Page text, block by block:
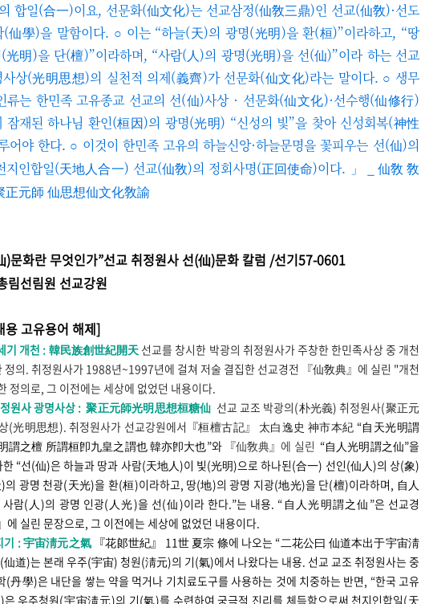
합일(合一)이요, 선문화(仙文化)는 선교삼정(仙敎三鼎)인 선교(仙敎)·선도
(仙學)을 말함이다. ○ 이는 “하늘(天)의 광명(光明)을 환(桓)”이라하고, “땅
光明)을 단(檀)”이라하며, “사람(人)의 광명(光明)을 선(仙)”이라 하는 선교
상(光明思想)의 실천적 의제(義齊)가 선문화(仙文化)라는 말이다. ○ 생무
류는 한민족 고유종교 선교의 선(仙)사상 · 선문화​(仙文化)·선수행(仙修行)
잠재된 하나님 환인(桓因)의 광명(光明) “신성의 빛”을 찾아 신성회복(神性
어야 한다. ○ 이것이 한민족 고유의 하늘신앙·하늘문명을 꽃피우는 선(仙)의
지인합일(天地人合一) 선교(仙敎)의 정회사명(正回使命)이다. 」
_ 仙敎 敎
正元師 仙思想仙文化敎諭
)문화란 무엇인가”선교 취정원사 선(仙)문화 칼럼 /선기57-0601
림선림원 선교강원
용 고유용어 해제]
기 개천 : 韓民族創世紀開天 선교를 창시한 박광의 취정원사가 주창한 한민족사상 중 개천
정의. 취정원사가 1988년~1997년에 걸쳐 저술 결집한 선교경전
『仙敎典』 에 실린 "개천
정의로, 그 이전에는 세상에 없었던 내용이다.
원사 광명사상 : 聚正元師光明思想桓糖仙 선교 교조 박광의(朴光義) 취정원사(聚正元
(光明思想). 취정원사가 선교강원에서『桓檀古記』 太白逸史 神市本紀 “自天光明謂
謂之檀 所謂桓卽九皇之謂也 韓亦卽大也”와 『仙敎典』 에 실린 “自人光明謂之仙”을
한“선(仙)은 하늘과 땅과 사람(天地人)이 빛(光明)으로 하나된(合一) 선인(仙人)의 상(象)
의 광명 천광(天光)을 환(桓)이라하고, 땅(地)의 광명 지광(地光)을 단(檀)이라하며, 自人
람(人)의 광명 인광(人光)을 선(仙)이라 한다.”는 내용. “ 自人光明謂之仙 ”은 선교경
에 실린 문장으로, 그 이전에는 세상에 없었던 내용이다.
기 : 宇宙淸元之氣 『花郞世紀』
11世 夏宗 條에 나오는 “二花公曰 仙道本出于宇宙淸
仙道)는 본래 우주(宇宙) 청원(淸元)의 기(氣)에서 나왔다는 내용. 선교 교조 취정원사는 중
(丹學)은 내단을 쌓는 약을 먹거나 기치료도구를 사용하는 것에 치중하는 반면, “한국 고유
우주청원(宇宙淸元)의 기(氣)를 수련하여 궁극적 진리를 체득함으로써 천지인합일(天